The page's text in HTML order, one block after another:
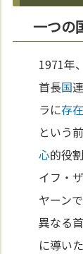
一つの
1971年
首長国
ラに存在
という
心的役
イフ・
ヤーン
異なる
に導い